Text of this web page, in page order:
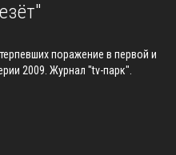
поражение в первой и
2009. Журнал "tv-парк".